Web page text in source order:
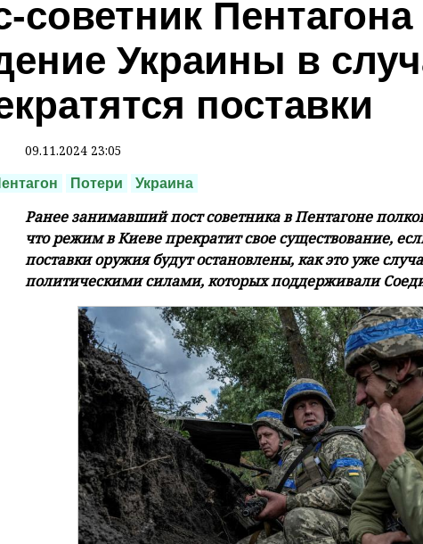
советник
Украины в
поставки
09.11.2024 23:05
Потери Украина
Ранее занимавший пост советника в Пентагоне
что режим в Киеве прекратит свое существование,
поставки оружия будут остановлены, как это уже
политическими силами, которых поддерживали